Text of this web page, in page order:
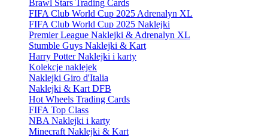
Brawl Stars Trading Cards
FIFA Club World Cup 2025 Adrenalyn XL
FIFA Club World Cup 2025 Naklejki
Premier League Naklejki & Adrenalyn XL
Stumble Guys Naklejki & Kart
Harry Potter Naklejki i karty
Kolekcje naklejek
Naklejki Giro d'Italia
Naklejki & Kart DFB
Hot Wheels Trading Cards
FIFA Top Class
NBA Naklejki i karty
Minecraft Naklejki & Kart